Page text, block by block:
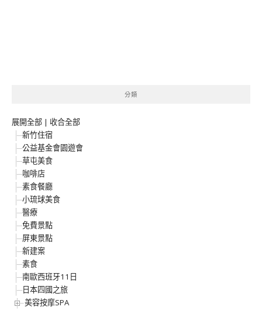
分類
展開全部 | 收合全部
新竹住宿
公益基金會園遊會
草屯美食
咖啡店
素食餐廳
小琉球美食
醫療
免費景點
屏東景點
新建案
素食
南歐西班牙11日
日本四國之旅
美容按摩SPA